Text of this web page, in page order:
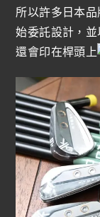
所以許多日本品
始委託設計，
還會印在桿頭上